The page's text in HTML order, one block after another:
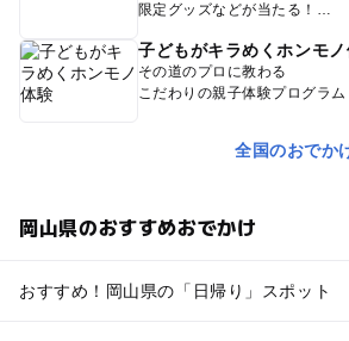
限定グッズなどが当たる！
子どもがキラめくホンモノ
その道のプロに教わる
こだわりの親子体験プログラム
全国のおでか
岡山県のおすすめおでかけ
おすすめ！岡山県の「日帰り」スポット